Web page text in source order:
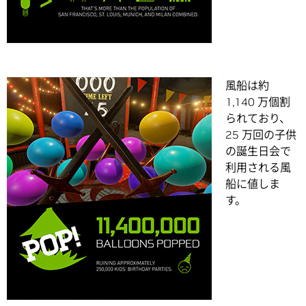
風船は約
1,140 万個割
られており、
25 万回の子供
の誕生日会で
利用される風
船に値しま
す。